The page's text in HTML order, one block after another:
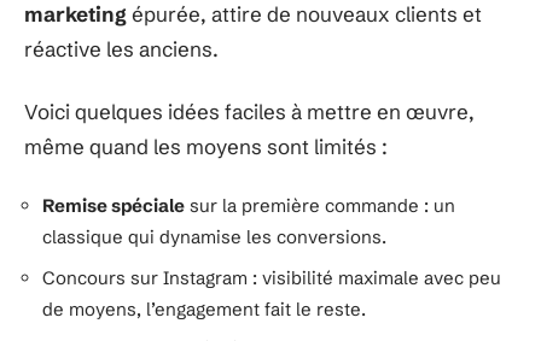
marketing épurée, attire de nouveaux clients et
réactive les anciens.
Voici quelques idées faciles à mettre en œuvre,
même quand les moyens sont limités :
Remise spéciale sur la première commande : un
classique qui dynamise les conversions.
Concours sur Instagram : visibilité maximale avec peu
de moyens, l’engagement fait le reste.